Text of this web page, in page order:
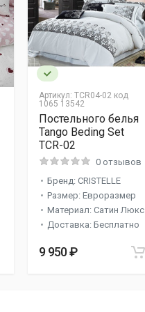
Артикул: TCR04-02 код
1065 13542
Постельного белья
Tango Beding Set
TCR-02
0 отзывов
Бренд: CRISTELLE
Размер: Евроразмер
Материал: Сатин Люкс
Доставка: Бесплатно
9 950 ₽